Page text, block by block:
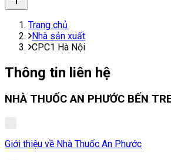
Trang chủ
Nhà sản xuất
CPC1 Hà Nội
Thông tin liên hệ
NHÀ THUỐC AN PHƯỚC BẾN
Giới thiệu về Nhà Thuốc An Phước